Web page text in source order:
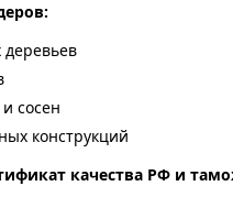
деревьев
сосен
конструкций
качества РФ и